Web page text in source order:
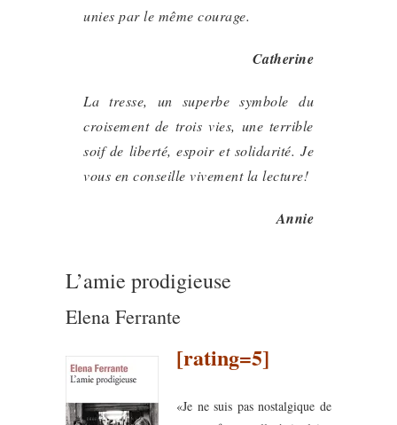
unies par le même courage.
Catherine
La tresse, un superbe symbole du
croisement de trois vies, une terrible
soif de liberté, espoir et solidarité. Je
vous en conseille vivement la lecture!
Annie
L’amie prodigieuse
Elena Ferrante
[rating=5]
«Je ne suis pas nostalgique de